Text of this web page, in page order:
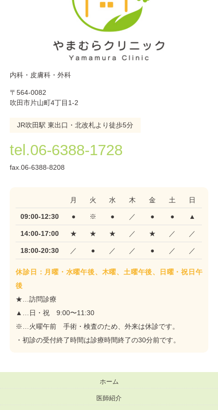
内科・皮膚科・外科
〒564-0082
吹田市片山町4丁目1-2
JR吹田駅 東出口・北改札より徒歩5分
tel.06-6388-1728
fax.06-6388-8208
月 火 水 木 金 土 日
09:00-12:30 ● ※ ● ／ ● ● ▲
14:00-17:00 ★ ★ ★ ／ ★ ／ ／
18:00-20:30 ／ ● ／ ／ ● ／ ／
休診日：月曜・水曜午後、木曜、土曜午後、日曜・祝日午
後
★…訪問診療
▲…日・祝 9:00〜11:30
※…火曜午前 手術・検査のため、外来は休診です。
・初診の受付終了時間は診療時間終了の30分前です。
ホーム
医師紹介